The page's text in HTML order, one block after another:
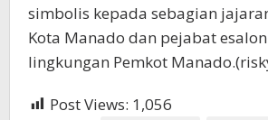
simbolis kepada sebagian
Kota Manado dan pejabat
lingkungan Pemkot
Post Views: 1,056